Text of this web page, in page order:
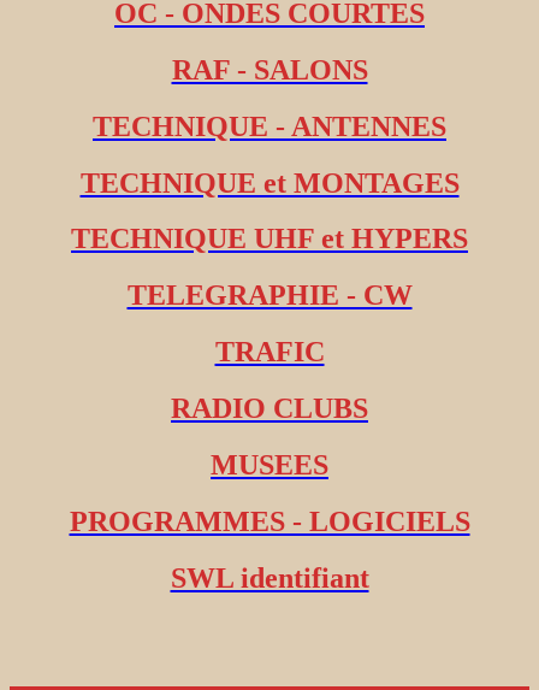
OC - ONDES COURTES
RAF - SALONS
TECHNIQUE - ANTENNES
TECHNIQUE et MONTAGES
TECHNIQUE UHF et HYPERS
TELEGRAPHIE - CW
TRAFIC
RADIO CLUBS
MUSEES
PROGRAMMES - LOGICIELS
SWL identifiant